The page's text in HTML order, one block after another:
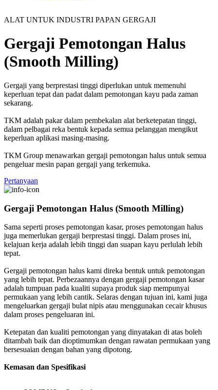
ALAT UNTUK INDUSTRI PAPAN GERGAJI
Gergaji Pemotongan Halus
(Smooth Milling)
Gergaji yang berprestasi tinggi diperlukan untuk memenuhi
keperluan tepat dan padat dalam pemotongan kayu pada zaman
sekarang.
TKM adalah pakar dalam pembekalan alat berketepatan tinggi,
dalam pelbagai reka bentuk kepada semua pelanggan mengikut
keperluan aplikasi masing-masing.
TKM Group menawarkan gergaji pemotongan halus untuk semua
pengeluar mesin papan gergaji yang terkemuka.
Pertanyaan
Gergaji Pemotongan Halus (Smooth Milling)
Sama seperti proses pemotongan kasar, proses pemotongan halus
juga memerlukan gergaji berprestasi tinggi. Dalam proses ini,
kelajuan kerja adalah lebih tinggi dan suapan kayu perlulah lebih
tepat.
Gergaji pemotongan halus kami direka bentuk untuk pemotongan
yang lebih tepat. Perbezaannya dengan gergaji pemotongan kasar
adalah tumpuan pada kualiti supaya produk siap mempunyai
permukaan yang lebih cantik. Selaras dengan tujuan ini, kami juga
mengeluarkan gergaji bulat nipis atau menggunakan cecair khusus
dalam proses pengeluaran ini.
Ketepatan dan kualiti pemotongan yang dinyatakan di atas boleh
ditambah baik dan dioptimumkan dengan rawatan permukaan yang
bersesuaian dengan bahan yang dipotong.
Kemasan dan Spesifikasi